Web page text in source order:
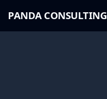
PANDA CONSULTING